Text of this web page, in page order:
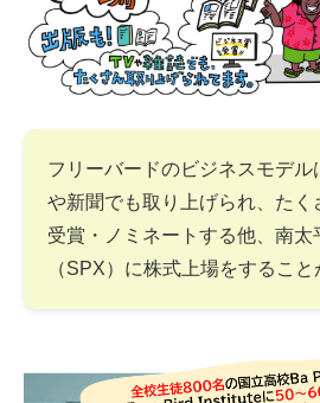
フリーバードのビジネスモデ
や新聞でも取り上げられ、たく
受賞・ノミネートする他、南太
（SPX）に株式上場をすること